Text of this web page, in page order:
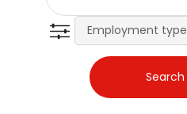
Employment type